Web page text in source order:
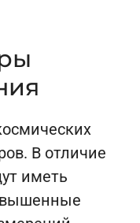
В отличие
иметь